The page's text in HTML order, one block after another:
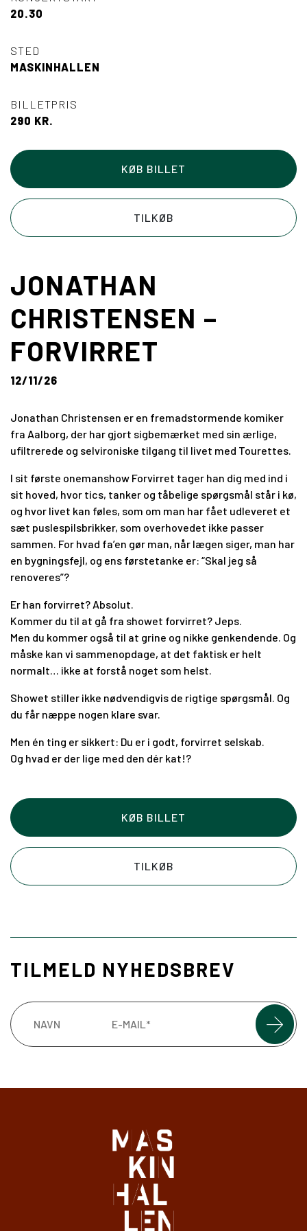
PODCAST
ADFÆRDSKODEKS
PROGRAMUDVALG
KUNSTFAGLIGT RÅD
20.30
STED
MASKINHALLEN
BILLETPRIS
290 KR.
KØB BILLET
TILKØB
JONATHAN
CHRISTENSEN –
FORVIRRET
12/11/26
Jonathan Christensen er en fremadstormende komiker
fra Aalborg, der har gjort sigbemærket med sin ærlige,
ufiltrerede og selvironiske tilgang til livet med Tourettes.
I sit første onemanshow Forvirret tager han dig med ind i
sit hoved, hvor tics, tanker og tåbelige spørgsmål står i kø,
og hvor livet kan føles, som om man har fået udleveret et
sæt puslespilsbrikker, som overhovedet ikke passer
sammen. For hvad fa’en gør man, når lægen siger, man har
en bygningsfejl, og ens førstetanke er: “Skal jeg så
renoveres”?
Er han forvirret? Absolut.
Kommer du til at gå fra showet forvirret? Jeps.
Men du kommer også til at grine og nikke genkendende. Og
måske kan vi sammenopdage, at det faktisk er helt
normalt… ikke at forstå noget som helst.
Showet stiller ikke nødvendigvis de rigtige spørgsmål. Og
du får næppe nogen klare svar.
Men én ting er sikkert: Du er i godt, forvirret selskab.
Og hvad er der lige med den dér kat!?
KØB BILLET
TILKØB
TILMELD NYHEDSBREV